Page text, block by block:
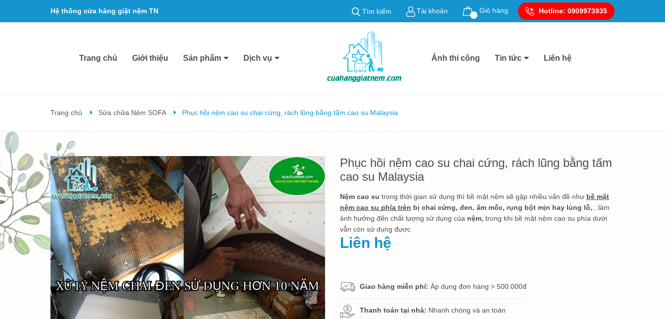
Hệ thống cửa hàng giặt nệm TN Tìm kiếm Tài khoản Giỏ hàng Hotline: 0909973935
Trang chủ Giới thiệu Sản phẩm Dịch vụ Ảnh thi công Tin tức Liên hệ
Trang chủ Sửa chữa Nệm SOFA Phục hồi nệm cao su chai cứng, rách lũng bằng tấm cao su Malaysia
Phục hồi nệm cao su chai cứng, rách lũng bằng tấm
cao su Malaysia
Nệm cao su trong thời gian sử dụng thì bề mặt nệm sẽ gặp nhiều vấn đề như bề mặt
nệm cao su phía trên bị chai cứng, đen, ẩm mốc, rụng bột mịn hay lủng lỗ, ...làm
ảnh hưởng đến chất lượng sử dụng của nệm, trong khi bề mặt nệm cao su phía dưới
vẫn còn sử dụng được
Liên hệ
Giao hàng miễn phí: Áp dụng đơn hàng > 500.000đ
Thanh toán tại nhà: Nhanh chóng và an toàn